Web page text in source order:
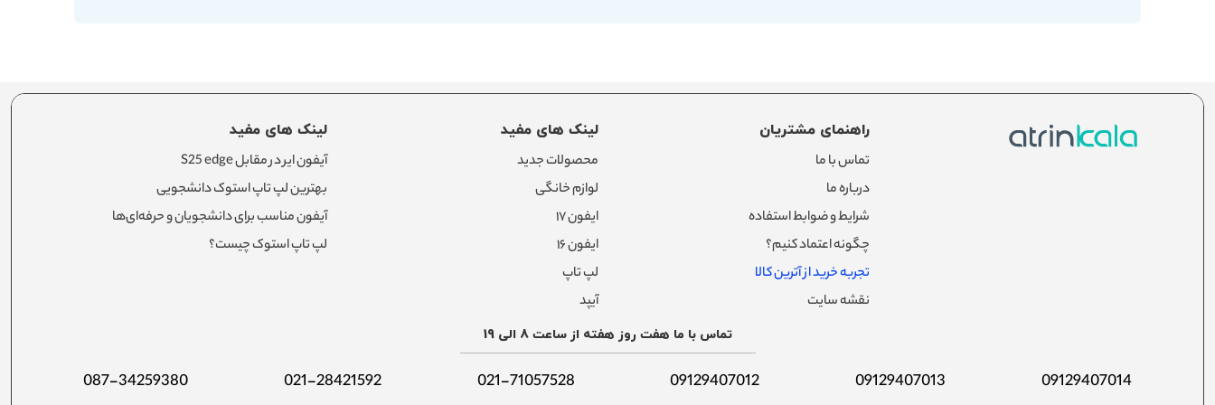
راهنمای مشتریان
تماس با ما
درباره ما
شرایط و ضوابط استفاده
چگونه اعتماد کنیم؟
تجربه خرید از آترین کالا
نقشه سایت
لینک های مفید
محصولات جدید
لوازم خانگی
ایفون ۱۷
ایفون ۱۶
لپ تاپ
آیپد
لینک های مفید
آیفون ایر در مقابل S25 edge
بهترین لپ تاپ استوک دانشجویی
آیفون مناسب برای دانشجویان و حرفه‌ای‌ها
لپ تاپ استوک چیست؟
تماس با ما هفت روز هفته از ساعت 8 الی 19
09129407014
09129407013
09129407012
021-71057528
021-28421592
087-34259380